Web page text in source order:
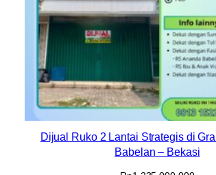
Dijual Ruko 2 Lantai Strategis di
Babelan – Bekasi